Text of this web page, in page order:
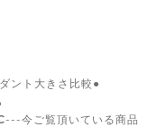
ント大きさ比較●
---今ご覧頂いている商品